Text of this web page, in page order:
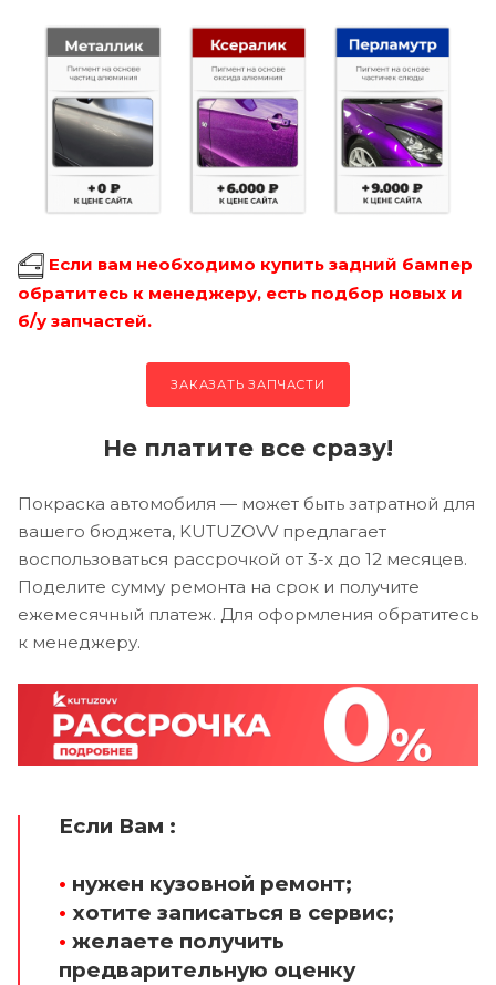
Если вам необходимо купить задний бампер
обратитесь к менеджеру, есть подбор новых и
б/у запчастей.
ЗАКАЗАТЬ ЗАПЧАСТИ
Не платите все сразу!
Покраска автомобиля — может быть затратной для
вашего бюджета, KUTUZOVV предлагает
воспользоваться рассрочкой от 3-х до 12 месяцев.
Поделите сумму ремонта на срок и получите
ежемесячный платеж. Для оформления обратитесь
к менеджеру.
Если Вам :
• нужен кузовной ремонт;
• хотите записаться в сервис;
• желаете получить
предварительную оценку